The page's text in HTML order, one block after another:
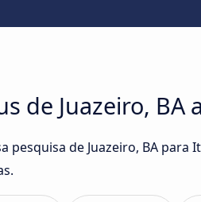
de Juazeiro, BA
de Juazeiro, BA para